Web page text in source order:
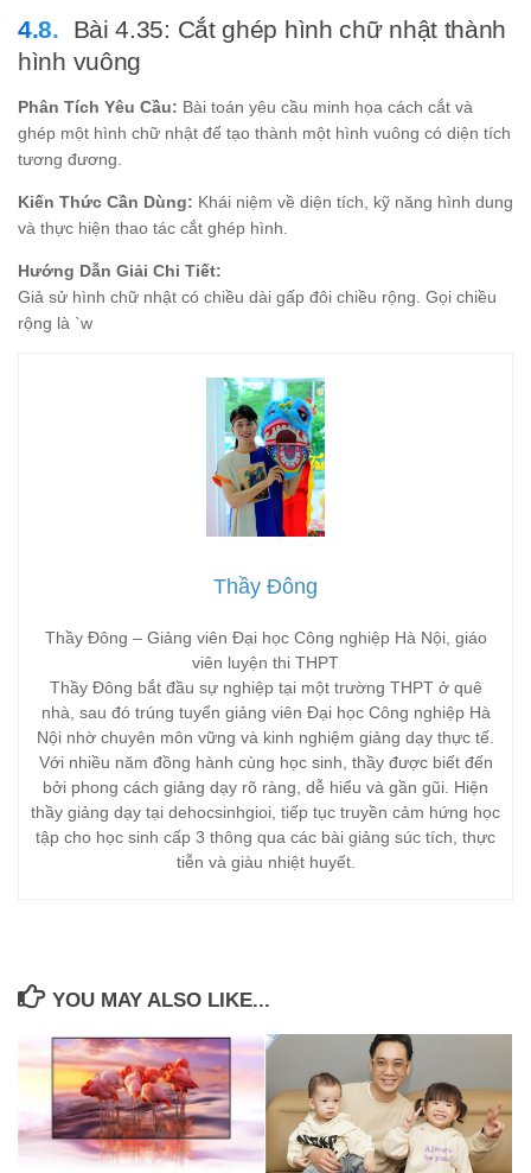
\text{
m}^2
Bài 4.35: Cắt ghép hình chữ nhật thành
hình vuông
Phân Tích Yêu Cầu: Bài toán yêu cầu minh họa cách cắt và
ghép một hình chữ nhật để tạo thành một hình vuông có diện tích
tương đương.
Kiến Thức Cần Dùng: Khái niệm về diện tích, kỹ năng hình dung
và thực hiện thao tác cắt ghép hình.
Hướng Dẫn Giải Chi Tiết:
Giả sử hình chữ nhật có chiều dài gấp đôi chiều rộng. Gọi chiều
rộng là `w
Thầy Đông
Thầy Đông – Giảng viên Đại học Công nghiệp Hà Nội, giáo
viên luyện thi THPT
Thầy Đông bắt đầu sự nghiệp tại một trường THPT ở quê
nhà, sau đó trúng tuyển giảng viên Đại học Công nghiệp Hà
Nội nhờ chuyên môn vững và kinh nghiệm giảng dạy thực tế.
Với nhiều năm đồng hành cùng học sinh, thầy được biết đến
bởi phong cách giảng dạy rõ ràng, dễ hiểu và gần gũi. Hiện
thầy giảng dạy tại dehocsinhgioi, tiếp tục truyền cảm hứng học
tập cho học sinh cấp 3 thông qua các bài giảng súc tích, thực
tiễn và giàu nhiệt huyết.
YOU MAY ALSO LIKE...